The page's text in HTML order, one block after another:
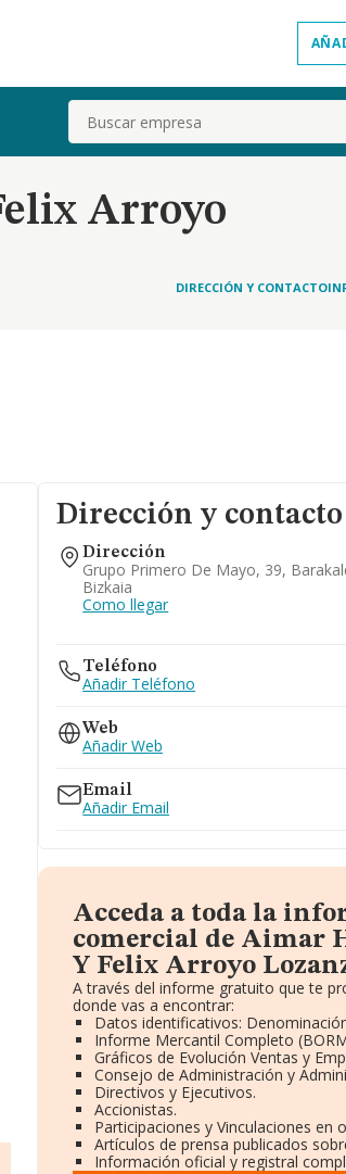
Buscar
Arroyo
DIRECCIÓN Y CONTACTO
Dirección y contacto
Dirección
Grupo Primero De Mayo, 39,
Bizkaia
Como llegar
Teléfono
Añadir Teléfono
Web
Añadir Web
Email
Añadir Email
Acceda a toda la
comercial de Aimar
Y Felix Arroyo
A través del informe gratuito que te
donde vas a encontrar:
Datos identificativos:
Informe Mercantil Completo
Gráficos de Evolución Ventas y
Consejo de Administración y
Directivos y Ejecutivos.
Accionistas.
Participaciones y Vinculaciones en
Artículos de prensa publicados
Información oficial y registral